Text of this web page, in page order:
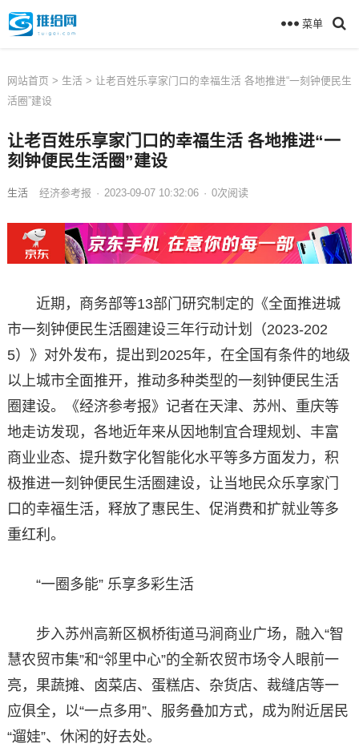
菜单
网站首页 > 生活 > 让老百姓乐享家门口的幸福生活 各地推进“一刻钟便民生
活圈”建设
让老百姓乐享家门口的幸福生活 各地推进“一
刻钟便民生活圈”建设
生活 经济参考报 · 2023-09-07 10:32:06 · 0次阅读
近期，商务部等13部门研究制定的《全面推进城
市一刻钟便民生活圈建设三年行动计划（2023-202
5）》对外发布，提出到2025年，在全国有条件的地级
以上城市全面推开，推动多种类型的一刻钟便民生活
圈建设。《经济参考报》记者在天津、苏州、重庆等
地走访发现，各地近年来从因地制宜合理规划、丰富
商业业态、提升数字化智能化水平等多方面发力，积
极推进一刻钟便民生活圈建设，让当地民众乐享家门
口的幸福生活，释放了惠民生、促消费和扩就业等多
重红利。
“一圈多能” 乐享多彩生活
步入苏州高新区枫桥街道马涧商业广场，融入“智
慧农贸市集”和“邻里中心”的全新农贸市场令人眼前一
亮，果蔬摊、卤菜店、蛋糕店、杂货店、裁缝店等一
应俱全，以“一点多用”、服务叠加方式，成为附近居民
“遛娃”、休闲的好去处。